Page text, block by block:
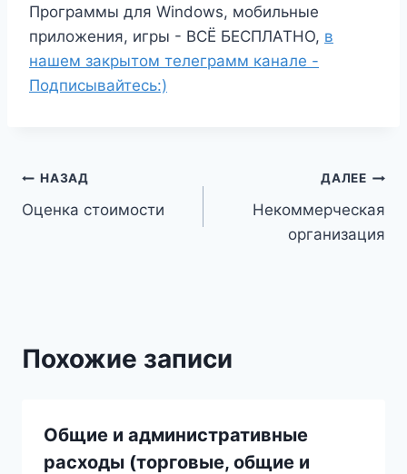
Программы для Windows, мобильные
приложения, игры - ВСЁ БЕСПЛАТНО, в
нашем закрытом телеграмм канале -
Подписывайтесь:)
Навигация
по
НАЗАД
Оценка стоимости
ДАЛЕЕ
Некоммерческая
организация
Похожие записи
Общие и административные
расходы (торговые, общие и